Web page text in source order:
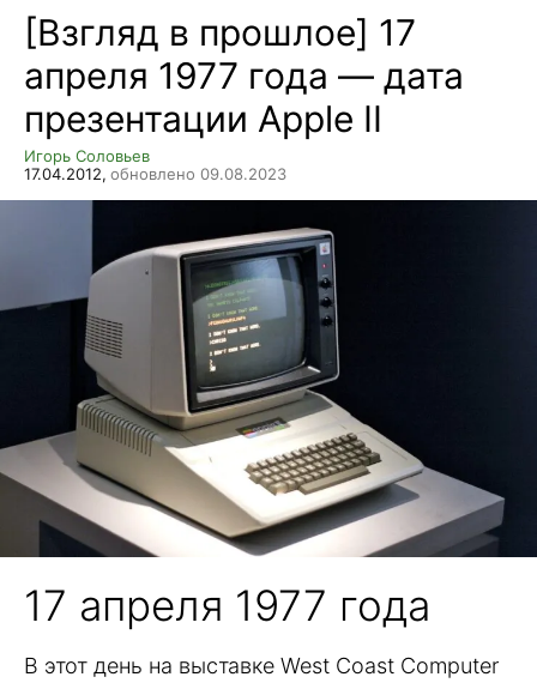
[Взгляд в прошлое] 17
апреля 1977 года — дата
презентации Apple II
Игорь Соловьев
17.04.2012, обновлено 09.08.2023
17 апреля 1977 года
В этот день на выставке West Coast Computer